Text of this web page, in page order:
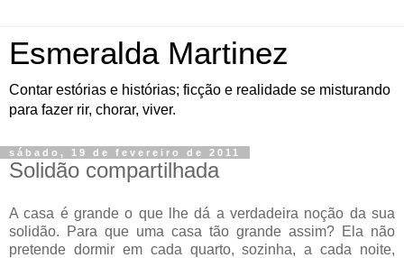
Esmeralda Martinez
Contar estórias e histórias; ficção e realidade se misturando
para fazer rir, chorar, viver.
sábado, 19 de fevereiro de 2011
Solidão compartilhada
A casa é grande o que lhe dá a verdadeira noção da sua
solidão. Para que uma casa tão grande assim? Ela não
pretende dormir em cada quarto, sozinha, a cada noite,